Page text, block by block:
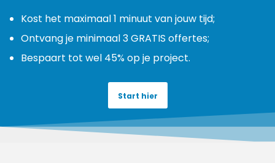
Kost het maximaal 1 minuut van jouw tijd;
Ontvang je minimaal 3 GRATIS offertes;
Bespaart tot wel 45% op je project.
Start hier